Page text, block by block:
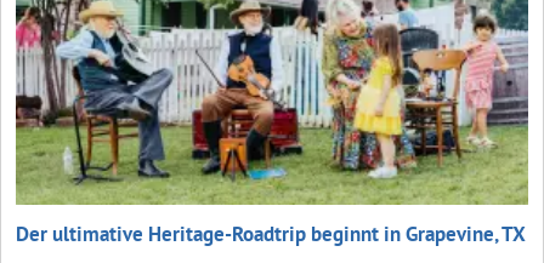
Der ultimative Heritage-Roadtrip beginnt in Grapevine, TX